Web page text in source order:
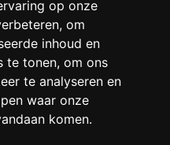
op onze
om
inhoud en
te tonen, om ons
te analyseren en
waar onze
komen.